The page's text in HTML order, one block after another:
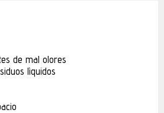
de mal olores
lìquidos